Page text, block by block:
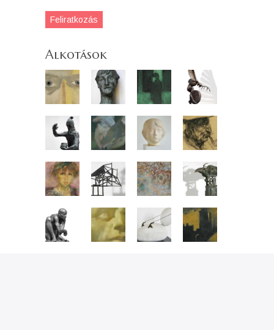
Feliratkozás
Alkotások